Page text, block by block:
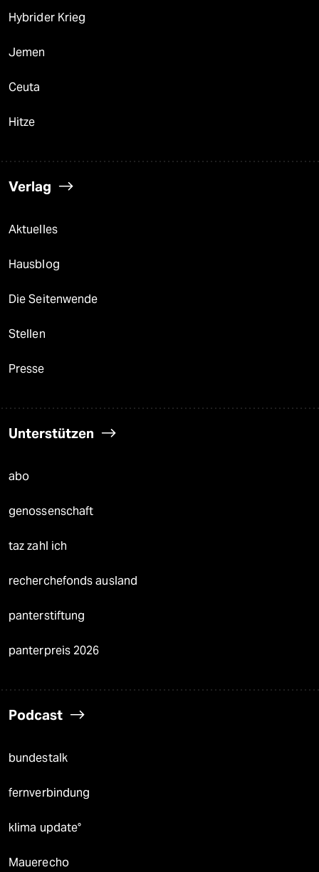
Hybrider Krieg
Jemen
Ceuta
Hitze
Verlag
Aktuelles
Hausblog
Die Seitenwende
Stellen
Presse
Unterstützen
abo
genossenschaft
taz zahl ich
recherchefonds ausland
panterstiftung
panterpreis 2026
Podcast
bundestalk
fernverbindung
klima update°
Mauerecho